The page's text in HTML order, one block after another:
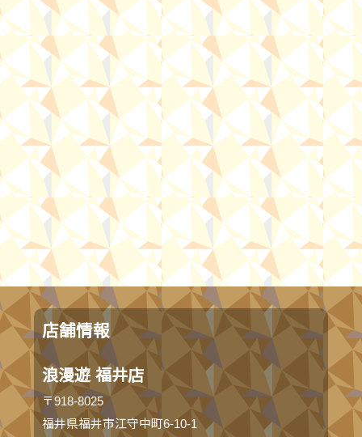
店舗情報
浪漫遊 福井店
〒918-8025
福井県福井市江守中町6-10-1